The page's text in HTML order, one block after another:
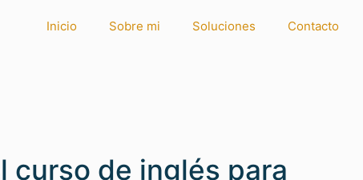
Inicio Sobre mi Soluciones Contacto
curso de inglés para